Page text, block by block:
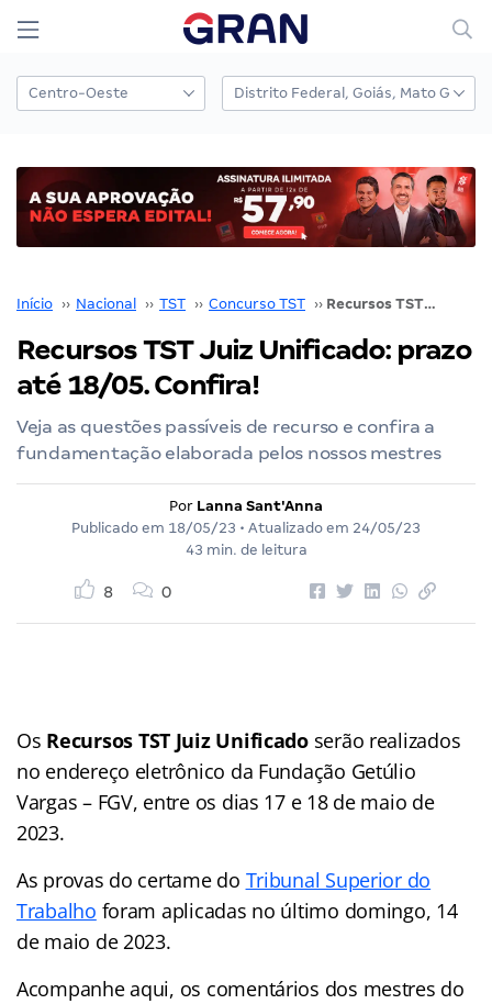
Início ›› Nacional ›› TST ›› Concurso TST ›› Recursos TST Juiz Unificado: prazo até 18/05. Confira!
Recursos TST Juiz Unificado: prazo
até 18/05. Confira!
Veja as questões passíveis de recurso e confira a
fundamentação elaborada pelos nossos mestres
Por Lanna Sant'Anna
Publicado em 18/05/23 • Atualizado em 24/05/23
43 min. de leitura
8 0
Os Recursos TST Juiz Unificadoserão realizados
no endereço eletrônico da Fundação Getúlio
Vargas – FGV, entre os dias 17 e 18 de maio de
2023.
As provas do certame do Tribunal Superior do
Trabalho foram aplicadas no último domingo, 14
de maio de 2023.
Acompanhe aqui, os comentários dos mestres do